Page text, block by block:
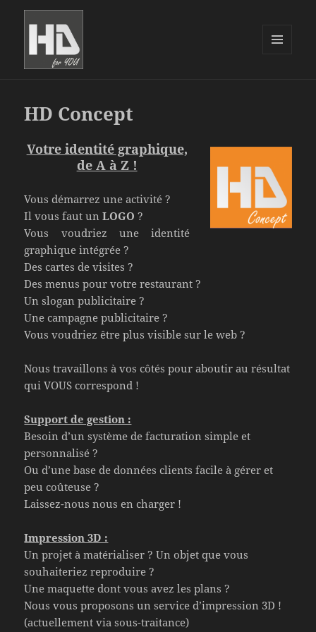
HD Concept
Votre identité graphique,
de A à Z !
Vous démarrez une activité ?
Il vous faut unLOGO ?
Vous voudriez une identité
graphique intégrée ?
Des cartes de visites ?
Des menus pour votre restaurant ?
Un slogan publicitaire ?
Une campagne publicitaire ?
Vous voudriez être plus visible sur le web ?
Nous travaillons à vos côtés pour aboutir au résultat
qui VOUS correspond !
Support de gestion :
Besoin d’un système de facturation simple et
personnalisé ?
Ou d’une base de données clients facile à gérer et
peu coûteuse ?
Laissez-nous nous en charger !
Impression 3D :
Un projet à matérialiser ? Un objet que vous
souhaiteriez reproduire ?
Une maquette dont vous avez les plans ?
Nous vous proposons un service d’impression 3D !
(actuellement via sous-traitance)